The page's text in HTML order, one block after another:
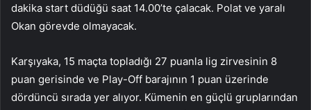
dakika start düdüğü saat 14.00’te çalacak. Polat ve yaralı
Okan görevde olmayacak.
Karşıyaka, 15 maçta topladığı 27 puanla lig zirvesinin 8
puan gerisinde ve Play-Off barajının 1 puan üzerinde
dördüncü sırada yer alıyor. Kümenin en güçlü gruplarından